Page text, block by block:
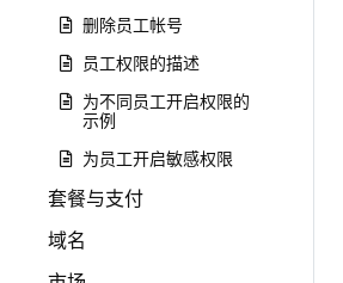
删除员工帐号
员工权限的描述
为不同员工开启权限的
示例
为员工开启敏感权限
套餐与支付
域名